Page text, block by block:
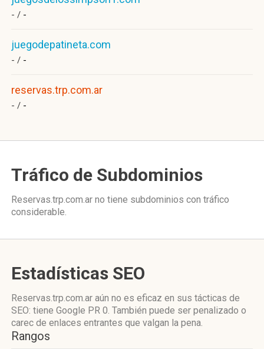
- / -
juegodepatineta.com
- / -
reservas.trp.com.ar
- / -
Tráfico de Subdominios
Reservas.trp.com.ar no tiene subdominios con tráfico
considerable.
Estadísticas SEO
Reservas.trp.com.ar aún no es eficaz en sus tácticas de
SEO: tiene Google PR 0. También puede ser penalizado o
carec de enlaces entrantes que valgan la pena.
Rangos